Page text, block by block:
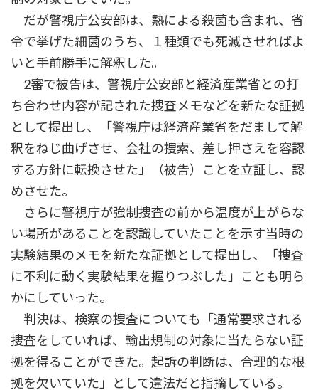
だが警視庁公安部は、熱による殺菌も含まれ、省
令で挙げた細菌のうち、１種類でも死滅させればよ
いと手前勝手に解釈した。
2審で被告は、警視庁公安部と経済産業省との打
ち合わせ内容が記された捜査メモなどを新たな証拠
として提出し、「警視庁は経済産業省をだまして解
釈をねじ曲げさせ、会社の捜索、差し押さえを容認
する方針に転換させた」（被告）ことを立証し、認
めさせた。
さらに警視庁が強制捜査の前から温度が上がらな
い場所があることを認識していたことを示す当時の
実験結果のメモを新たな証拠として提出し、「捜査
に不利に動く実験結果を握りつぶした」ことも明ら
かにしていった。
判決は、検察の捜査についても「通常要求される
捜査をしていれば、輸出規制の対象に当たらない証
拠を得ることができた。起訴の判断は、合理的な根
拠を欠いていた」として違法だと指摘している。